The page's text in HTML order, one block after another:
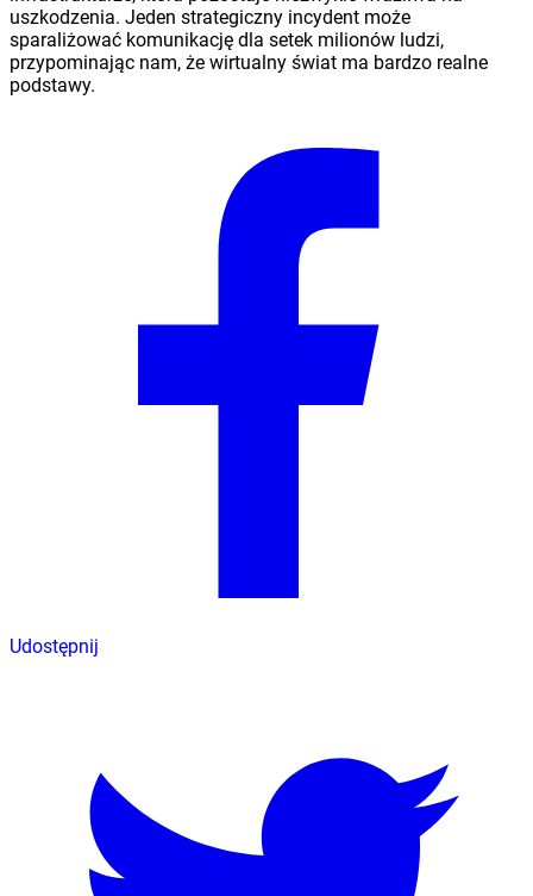
uszkodzenia. Jeden strategiczny incydent może
sparaliżować komunikację dla setek milionów ludzi,
przypominając nam, że wirtualny świat ma bardzo realne
podstawy.
Udostępnij